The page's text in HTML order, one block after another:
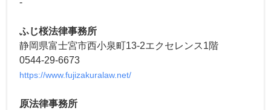
ふじ桜法律事務所
静岡県富士宮市西小泉町13-2エクセレンス1階
0544-29-6673
https://www.fujizakuralaw.net/
原法律事務所